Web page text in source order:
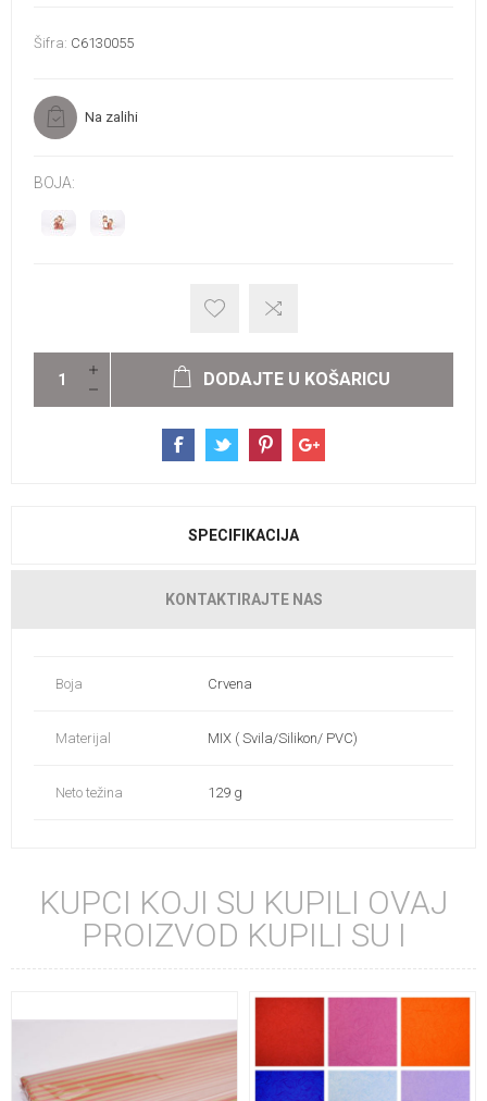
Šifra: C6130055
Na zalihi
BOJA:
DODAJTE U KOŠARICU
SPECIFIKACIJA
KONTAKTIRAJTE NAS
Boja Crvena
Materijal MIX ( Svila/Silikon/ PVC)
Neto težina 129 g
KUPCI KOJI SU KUPILI OVAJ
PROIZVOD KUPILI SU I